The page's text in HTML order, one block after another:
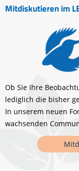
Mitdiskutieren im
Ob Sie Ihre
lediglich die bisher
In unserem neuen
wachsenden